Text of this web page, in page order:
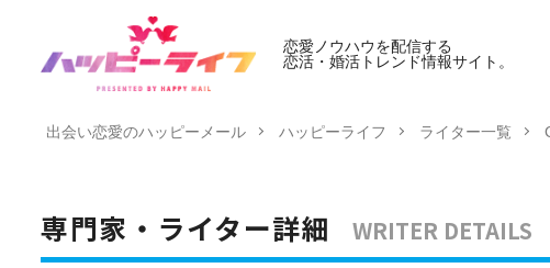
恋愛ノウハウを配信する
恋活・婚活トレンド情報サイト。
出会い恋愛のハッピーメール ハッピーライフ ライター一覧
専門家・ライター詳細 WRITER DETAILS